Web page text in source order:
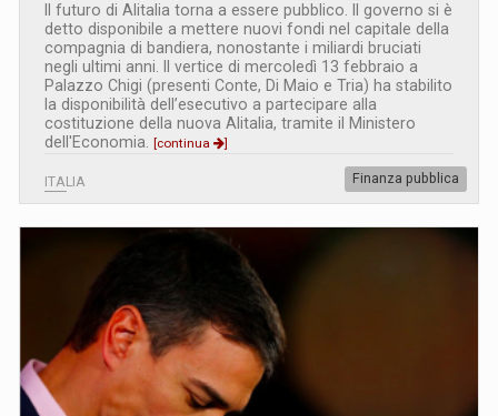
Il futuro di Alitalia torna a essere pubblico. Il governo si è
detto disponibile a mettere nuovi fondi nel capitale della
compagnia di bandiera, nonostante i miliardi bruciati
negli ultimi anni. Il vertice di mercoledì 13 febbraio a
Palazzo Chigi (presenti Conte, Di Maio e Tria) ha stabilito
la disponibilità dell’esecutivo a partecipare alla
costituzione della nuova Alitalia, tramite il Ministero
dell'Economia.
[continua ]
ITALIA Finanza pubblica